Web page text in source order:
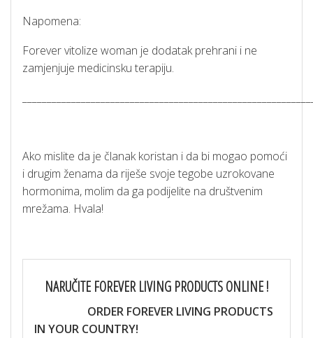
Napomena:
Forever vitolize woman je dodatak prehrani i ne
zamjenjuje medicinsku terapiju.
Ako mislite da je članak koristan i da bi mogao pomoći
i drugim ženama da riješe svoje tegobe uzrokovane
hormonima, molim da ga podijelite na društvenim
mrežama. Hvala!
NARUČITE FOREVER LIVING PRODUCTS ONLINE !
ORDER FOREVER LIVING PRODUCTS
IN YOUR COUNTRY!